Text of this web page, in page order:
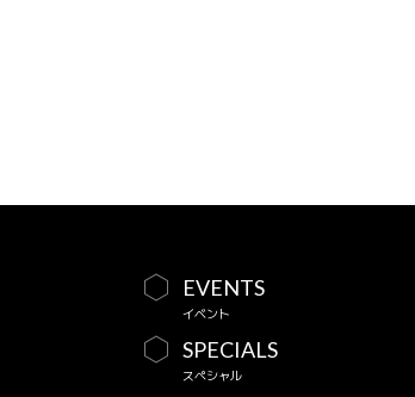
EVENTS
イベント
SPECIALS
スペシャル